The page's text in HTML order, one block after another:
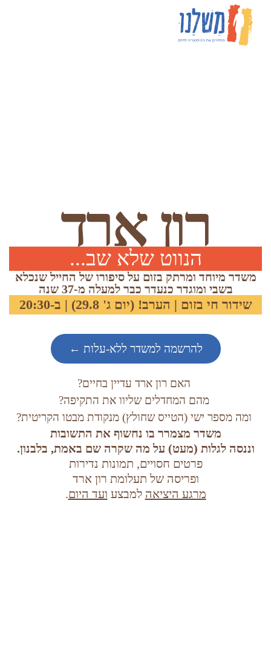
רון ארד
הנווט שלא שב...
משדר מיוחד ומרתק בזום על סיפורו של החייל שנכלא
בשבי ומוגדר כנעדר כבר למעלה מ-37 שנה
שידור חי בזום | הערב! (יום ג' 29.8) | ב-20:30
להרשמה למשדר ללא-עלות ←
האם רון ארד עדיין בחיים?
מהם המחדלים שליוו את התקיפה?
ומה מספר ישי (הטייס שחולץ) מנקודת מבטו הקריטית?
משדר מצמרר בו נחשוף את התשובות
וננסה לגלות (מעט) על מה שקרה שם באמת, בלבנון.
פרטים חסויים, תמונות נדירות
ופריסה של תעלומת רון ארד
מרגע היציאה למבצע ועד היום.